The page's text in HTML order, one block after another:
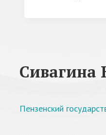
Сивагина
Пензенский